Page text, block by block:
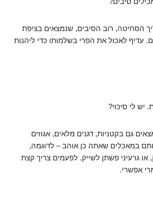
הסחיטה, רוב הסיבים, שנמצאים בציפת
עדיף לאכול את הפרי בשלמותו כדי ליהנות
יש לי סיכוי?
גם בקטניות, דגנים מלאים, אגוזים
במאכלים שאתה כן אוהב – לדוגמה,
גרעיני פשתן לשייק. לפעמים צריך קצת
אפשרי.